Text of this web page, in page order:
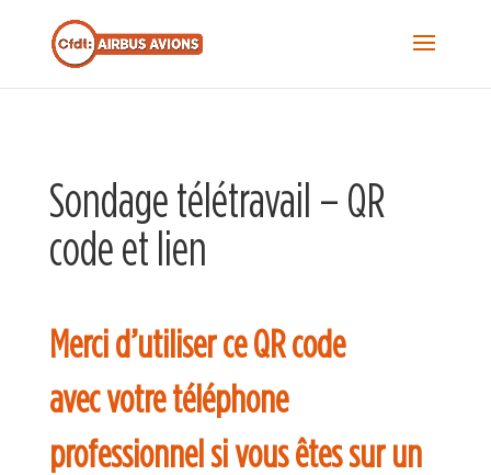
Sondage télétravail – QR
code et lien
Merci d’utiliser ce QR code
avec votre téléphone
professionnel si vous êtes sur un